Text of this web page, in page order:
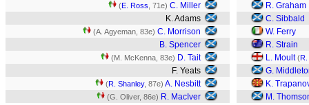
(E. Ross , 71e) C. Miller
K. Adams
(A. Agyeman, 83e) C. Morrison
B. Spencer
(M. McKenna, 83e) D. Tait
F. Yeats
(R. Shanley, 87e) A. Nesbitt
(G. Oliver, 86e) R. MacIver
R. Graham
C. Sibbald
W. Ferry
R. Strain
L. Moult (R.
G.
K.
M.